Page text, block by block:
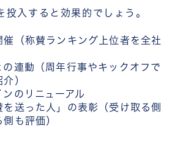
投入すると効果的でしょう。
催（称賛ランキング上位者を全社
の連動（周年行事やキックオフで
）
のリニューアル
を送った人」の表彰（受け取る側
も評価）